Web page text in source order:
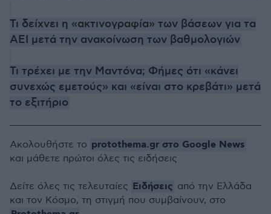
Τι δείχνει η «ακτινογραφία» των βάσεων για τα
ΑΕΙ μετά την ανακοίνωση των βαθμολογιών
Τι τρέχει με την Μαντόνα; Φήμες ότι «κάνει
συνεχώς εμετούς» και «είναι στο κρεβάτι» μετά
το εξιτήριο
Ακολουθήστε το protothema.gr στο Google News
και μάθετε πρώτοι όλες τις ειδήσεις
Δείτε όλες τις τελευταίες Ειδήσεις από την Ελλάδα
και τον Κόσμο, τη στιγμή που συμβαίνουν, στο